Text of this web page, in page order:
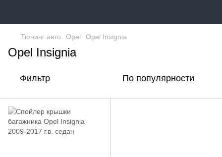
Тюнинг авто Opel Opel Insignia
Opel Insignia
Фильтр По популярности